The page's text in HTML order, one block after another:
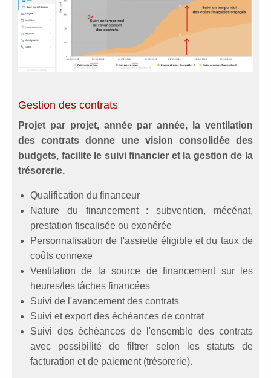
Gestion des contrats
Projet par projet, année par année, la ventilation
des contrats donne une vision consolidée des
budgets, facilite le suivi financier et la gestion de la
trésorerie.
Qualification du financeur
Nature du financement : subvention, mécénat,
prestation fiscalisée ou exonérée
Personnalisation de l'assiette éligible et du taux de
coûts connexe
Ventilation de la source de financement sur les
heures/les tâches financées
Suivi de l'avancement des contrats
Suivi et export des échéances de contrat
Suivi des échéances de l'ensemble des contrats
avec possibilité de filtrer selon les statuts de
facturation et de paiement (trésorerie).